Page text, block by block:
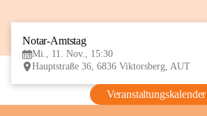
Notar-Amtstag
Mi., 11. Nov., 15:30
Hauptstraße 36, 6836 Viktorsberg, AUT
Veranstaltungskalender